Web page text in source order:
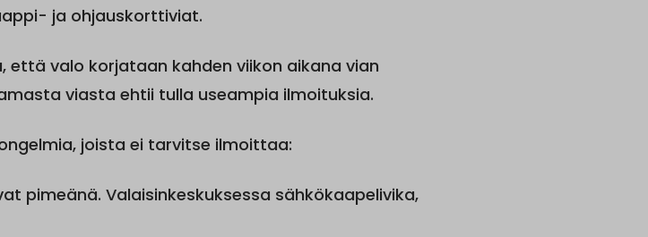
ja ohjauskorttiviat.
että valo korjataan kahden viikon aikana vian
viasta ehtii tulla useampia ilmoituksia.
joista ei tarvitse ilmoittaa:
pimeänä. Valaisinkeskuksessa sähkökaapelivika,